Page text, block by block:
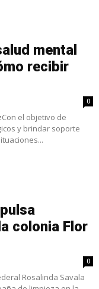
mental
recibir
0
el objetivo de
y brindar soporte
colonia Flor
0
Rosalinda Savala